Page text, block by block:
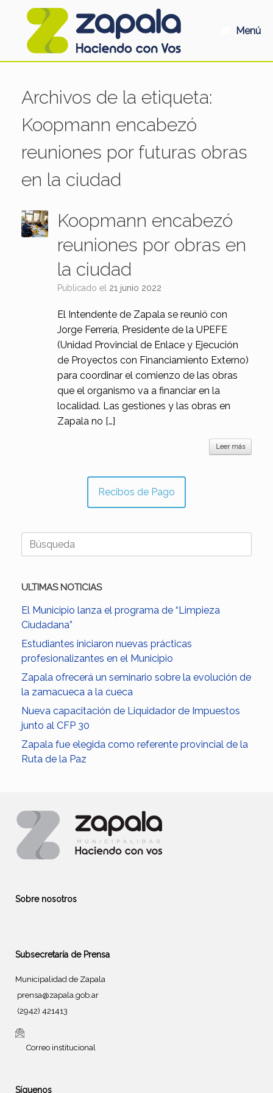
Menú
Archivos de la etiqueta:
Koopmann encabezó
reuniones por futuras obras
en la ciudad
Koopmann encabezó
reuniones por obras en
la ciudad
Publicado el 21 junio 2022
El Intendente de Zapala se reunió con
Jorge Ferrería, Presidente de la UPEFE
(Unidad Provincial de Enlace y Ejecución
de Proyectos con Financiamiento Externo)
para coordinar el comienzo de las obras
que el organismo va a financiar en la
localidad. Las gestiones y las obras en
Zapala no […]
Leer más
Recibos de Pago
Buscar:
ULTIMAS NOTICIAS
El Municipio lanza el programa de “Limpieza
Ciudadana”
Estudiantes iniciaron nuevas prácticas
profesionalizantes en el Municipio
Zapala ofrecerá un seminario sobre la evolución de
la zamacueca a la cueca
Nueva capacitación de Liquidador de Impuestos
junto al CFP 30
Zapala fue elegida como referente provincial de la
Ruta de la Paz
Sobre nosotros
Subsecretaría de Prensa
Municipalidad de Zapala
prensa@zapala.gob.ar
(2942) 421413
Correo institucional
Síguenos